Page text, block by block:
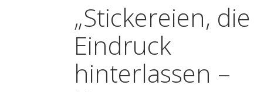
„Stickereien, die
Eindruck
hinterlassen –